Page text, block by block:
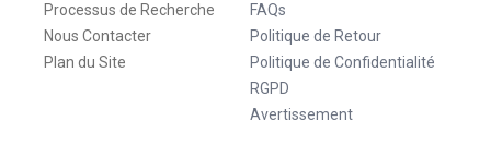
Processus de Recherche
Nous Contacter
Plan du Site
FAQs
Politique de Retour
Politique de Confidentialité
RGPD
Avertissement